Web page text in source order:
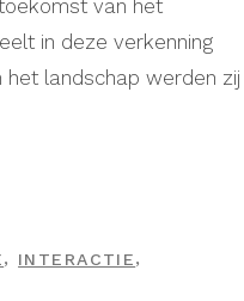
van het
in deze verkenning
het landschap werden zij
, INTERACTIE,